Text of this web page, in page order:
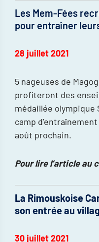
Les Mem-Fées
pour entraîner
28 juillet 2021
5 nageuses de
profiteront des
médaillée olympique
camp
août prochain.
Pour lire l’article au
La Rimouskoise
son entrée au
30 juillet 2021